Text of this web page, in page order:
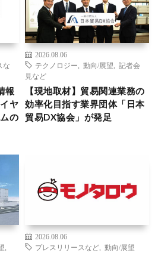
な
報
ヤ
の
2026.08.06
テクノロジー
動向/展望
記者会
見など
【現地取材】貿易関連業務の
効率化目指す業界団体「日本
貿易DX協会」が発足
2026.08.06
プレスリリースなど
動向/展望